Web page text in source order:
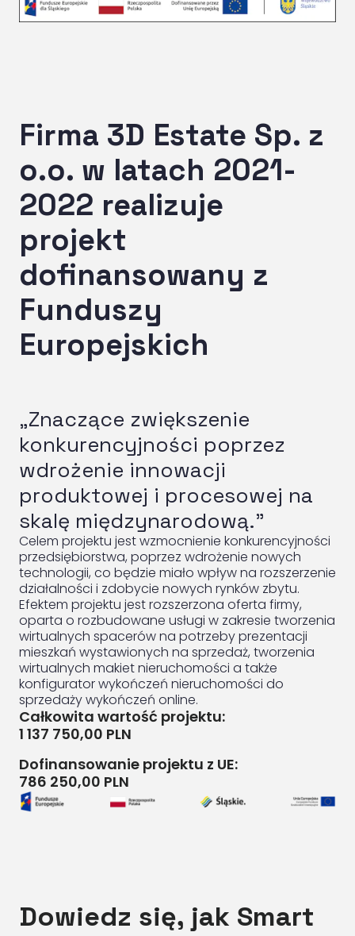
Firma 3D Estate Sp. z
o.o. w latach 2021-
2022 realizuje
projekt
dofinansowany z
Funduszy
Europejskich
„Znaczące zwiększenie
konkurencyjności poprzez
wdrożenie innowacji
produktowej i procesowej na
skalę międzynarodową.”
Celem projektu jest wzmocnienie konkurencyjności
przedsiębiorstwa, poprzez wdrożenie nowych
technologii, co będzie miało wpływ na rozszerzenie
działalności i zdobycie nowych rynków zbytu.
Efektem projektu jest rozszerzona oferta firmy,
oparta o rozbudowane usługi w zakresie tworzenia
wirtualnych spacerów na potrzeby prezentacji
mieszkań wystawionych na sprzedaż, tworzenia
wirtualnych makiet nieruchomości a także
konfigurator wykończeń nieruchomości do
sprzedaży wykończeń online.
Całkowita wartość projektu:
1 137 750,00 PLN
Dofinansowanie projektu z UE:
786 250,00 PLN
Dowiedz się, jak Smart